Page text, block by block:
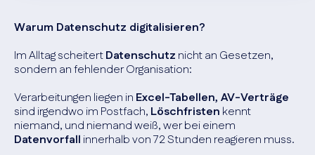
Warum Datenschutz digitalisieren?
Im Alltag scheitertDatenschutz nicht an Gesetzen,
sondern an fehlender Organisation:
Verarbeitungen liegen in Excel-Tabellen, AV-Verträge
sind irgendwo im Postfach, Löschfristen kennt
niemand, und niemand weiß, wer bei einem
Datenvorfall innerhalb von 72 Stunden reagieren muss.